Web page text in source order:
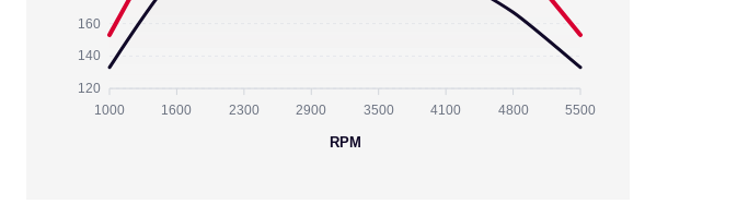
160
140
120
1000 1600 2300 2900 3500 4100 4800 5500
RPM